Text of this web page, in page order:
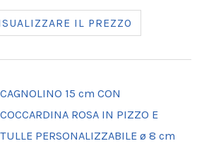
IL PREZZO
CAGNOLINO 15 cm CON
COCCARDINA ROSA IN PIZZO E
TULLE PERSONALIZZABILE ø 8 cm